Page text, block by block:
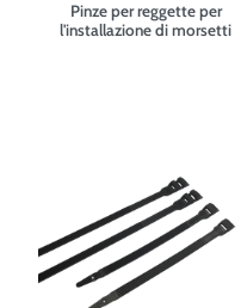
Pinze per reggette per
l'installazione di morsetti